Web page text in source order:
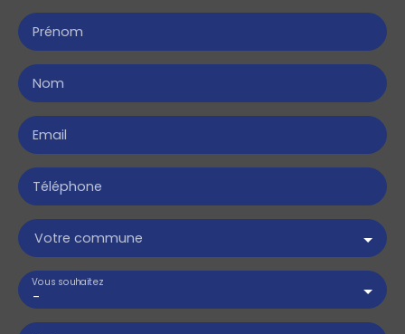
Prénom
Nom
Email
Téléphone
Votre commune
-
Vous souhaitez